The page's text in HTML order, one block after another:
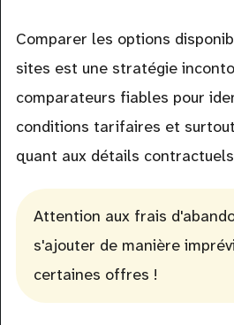
Comparer les options
sites est une stratégie
comparateurs fiables pour
conditions tarifaires et
quant aux détails
Attention aux frais
s'ajouter de manière
certaines offres !